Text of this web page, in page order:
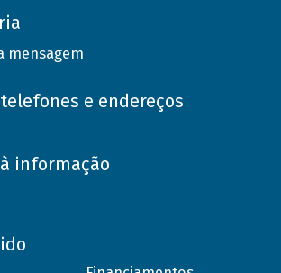
mensagem
e endereços
informação